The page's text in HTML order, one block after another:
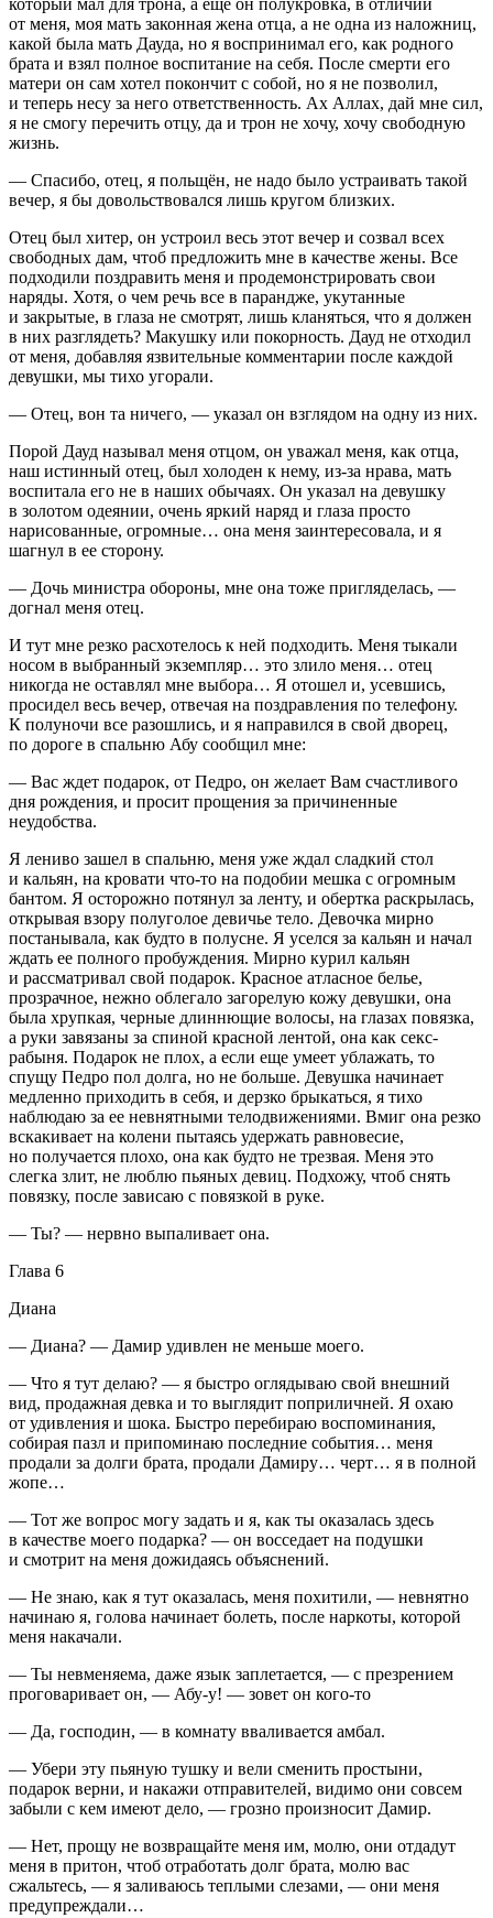
от меня, моя мать законная жена отца, а не одна из наложниц,
какой была мать Дауда, но я воспринимал его, как родного
брата и взял полное воспитание на себя. После смерти его
матери он сам хотел покончит с собой, но я не позволил,
и теперь несу за него ответственность. Ах Аллах, дай мне сил,
я не смогу перечить отцу, да и трон не хочу, хочу свободную
жизнь.
— Спасибо, отец, я польщён, не надо было устраивать такой
вечер, я бы довольствовался лишь кругом близких.
Отец был хитер, он устроил весь этот вечер и созвал всех
свободных дам, чтоб предложить мне в качестве жены. Все
подходили поздравить меня и продемонстрировать свои
наряды. Хотя, о чем речь все в парандже, укутанные
и закрытые, в глаза не смотрят, лишь кланяться, что я должен
в них разглядеть? Макушку или покорность. Дауд не отходил
от меня, добавляя язвительные комментарии после каждой
девушки, мы тихо угорали.
— Отец, вон та ничего, — указал он взглядом на одну из них.
Порой Дауд называл меня отцом, он уважал меня, как отца,
наш истинный отец, был холоден к нему, из-за нрава, мать
воспитала его не в наших обычаях. Он указал на девушку
в золотом одеянии, очень яркий наряд и глаза просто
нарисованные, огромные… она меня заинтересовала, и я
шагнул в ее сторону.
— Дочь министра обороны, мне она тоже пригляделась, —
догнал меня отец.
И тут мне резко расхотелось к ней подходить. Меня тыкали
носом в выбранный экземпляр… это злило меня… отец
никогда не оставлял мне выбора… Я отошел и, усевшись,
просидел весь вечер, отвечая на поздравления по телефону.
К полуночи все разошлись, и я направился в свой дворец,
по дороге в спальню Абу сообщил мне:
— Вас ждет подарок, от Педро, он желает Вам счастливого
дня рождения, и просит прощения за причиненные
неудобства.
Я лениво зашел в спальню, меня уже ждал сладкий стол
и кальян, на кровати что-то на подобии мешка с огромным
бантом. Я осторожно потянул за ленту, и обертка раскрылась,
открывая взору полуголое девичье тело. Девочка мирно
постанывала, как будто в полусне. Я уселся за кальян и начал
ждать ее полного пробуждения. Мирно курил кальян
и рассматривал свой подарок. Красное атласное белье,
прозрачное, нежно облегало загорелую кожу девушки, она
была хрупкая, черные длиннющие волосы, на глазах повязка,
а руки завязаны за спиной красной лентой, она как секс-
рабыня. Подарок не плох, а если еще умеет ублажать, то
спущу Педро пол долга, но не больше. Девушка начинает
медленно приходить в себя, и дерзко брыкаться, я тихо
наблюдаю за ее невнятными телодвижениями. Вмиг она резко
вскакивает на колени пытаясь удержать равновесие,
но получается плохо, она как будто не трезвая. Меня это
слегка злит, не люблю пьяных девиц. Подхожу, чтоб снять
повязку, после зависаю с повязкой в руке.
— Ты? — нервно выпаливает она.
Глава 6
Диана
— Диана? — Дамир удивлен не меньше моего.
— Что я тут делаю? — я быстро оглядываю свой внешний
вид, продажная девка и то выглядит поприличней. Я охаю
от удивления и шока. Быстро перебираю воспоминания,
собирая пазл и припоминаю последние события… меня
продали за долги брата, продали Дамиру… черт… я в полной
жопе…
— Тот же вопрос могу задать и я, как ты оказалась здесь
в качестве моего подарка? — он восседает на подушки
и смотрит на меня дожидаясь объяснений.
— Не знаю, как я тут оказалась, меня похитили, — невнятно
начинаю я, голова начинает болеть, после наркоты, которой
меня накачали.
— Ты невменяема, даже язык заплетается, — с презрением
проговаривает он, — Абу-у! — зовет он кого-то
— Да, господин, — в комнату вваливается амбал.
— Убери эту пьяную тушку и вели сменить простыни,
подарок верни, и накажи отправителей, видимо они совсем
забыли с кем имеют дело, — грозно произносит Дамир.
— Нет, прощу не возвращайте меня им, молю, они отдадут
меня в притон, чтоб отработать долг брата, молю вас
сжальтесь, — я заливаюсь теплыми слезами, — они меня
предупреждали…